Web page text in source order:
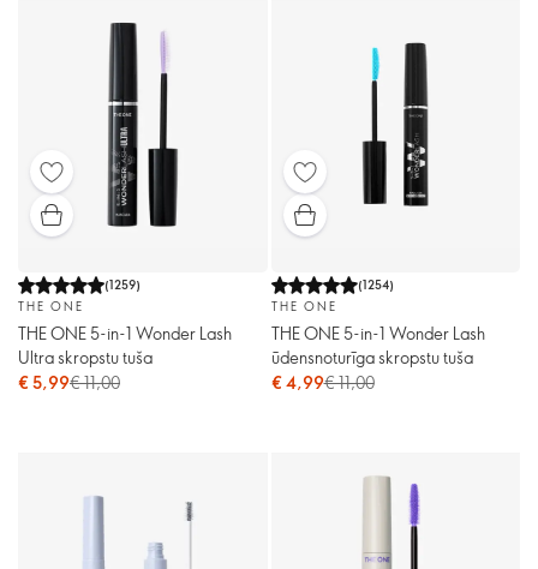
(1259)
THE ONE
THE ONE 5-in-1 Wonder Lash
Ultra skropstu tuša
€ 5,99€ 11,00
(1254)
THE ONE
THE ONE 5-in-1 Wonder Lash
ūdensnoturīga skropstu tuša
€ 4,99€ 11,00